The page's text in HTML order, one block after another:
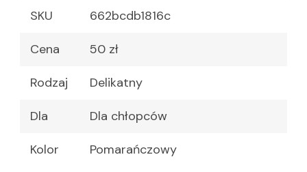
SKU 662bcdb1816c
Cena 50 zł
Rodzaj Delikatny
Dla Dla chłopców
Kolor Pomarańczowy